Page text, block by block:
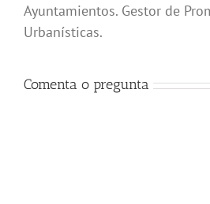
Ayuntamientos. Gestor de
Urbanísticas.
Comenta o pregunta